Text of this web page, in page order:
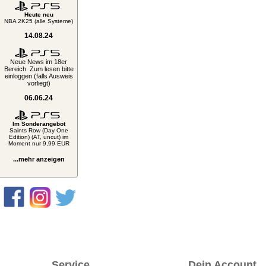
Heute neu
NBA 2K25 (alle Systeme)
14.08.24
Neue News im 18er
Bereich. Zum lesen bitte
einloggen (falls Ausweis
vorliegt)
06.06.24
Im Sonderangebot
Saints Row (Day One
Edition) (AT, uncut) im
Moment nur 9,99 EUR
...mehr anzeigen